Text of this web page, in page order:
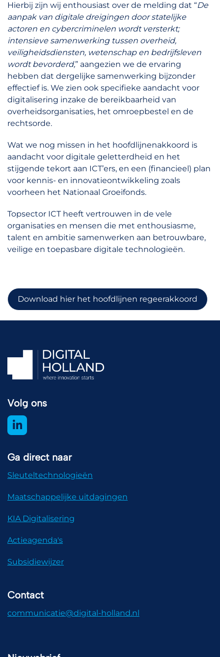
Hierbij zijn wij enthousiast over de melding dat “De
aanpak van digitale dreigingen door statelijke
actoren en cybercriminelen wordt versterkt;
intensieve samenwerking tussen overheid,
veiligheidsdiensten, wetenschap en bedrijfsleven
wordt bevorderd,” aangezien we de ervaring
hebben dat dergelijke samenwerking bijzonder
effectief is. We zien ook specifieke aandacht voor
digitalisering inzake de bereikbaarheid van
overheidsorganisaties, het omroepbestel en de
rechtsorde.
Wat we nog missen in het hoofdlijnenakkoord is
aandacht voor digitale geletterdheid en het
stijgende tekort aan ICT’ers, en een (financieel) plan
voor kennis- en innovatieontwikkeling zoals
voorheen het Nationaal Groeifonds.
Topsector ICT heeft vertrouwen in de vele
organisaties en mensen die met enthousiasme,
talent en ambitie samenwerken aan betrouwbare,
veilige en toepasbare digitale technologieën.
Download hier het hoofdlijnen regeerakkoord
Volg ons
Ga direct naar
Sleuteltechnologieën
Maatschappelijke uitdagingen
KIA Digitalisering
Actieagenda's
Subsidiewijzer
Contact
communicatie@digital-holland.nl